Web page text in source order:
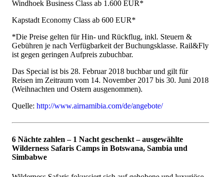
Windhoek Business Class ab 1.600 EUR*
Kapstadt Economy Class ab 600 EUR*
*Die Preise gelten für Hin- und Rückflug, inkl. Steuern &
Gebühren je nach Verfügbarkeit der Buchungsklasse. Rail&Fly
ist gegen geringen Aufpreis zubuchbar.
Das Special ist bis 28. Februar 2018 buchbar und gilt für
Reisen im Zeitraum vom 14. November 2017 bis 30. Juni 2018
(Weihnachten und Ostern ausgenommen).
Quelle: http://www.airnamibia.com/de/angebote/
6 Nächte zahlen – 1 Nacht geschenkt – ausgewählte
Wilderness Safaris Camps in Botswana, Sambia und
Simbabwe